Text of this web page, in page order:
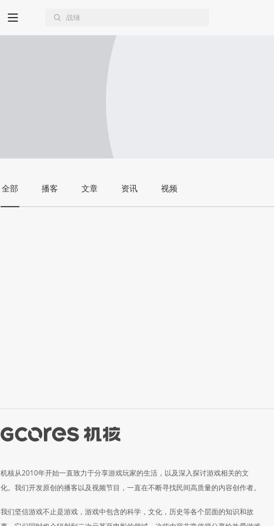
全部 播客 文章 资讯 视频
机核从2010年开始一直致力于分享游戏玩家的生活，以及深入探讨游戏相关的文
化。我们开发原创的播客以及视频节目，一直在不断寻找民间高质量的内容创作者。
我们坚信游戏不止是游戏，游戏中包含的科学，文化，历史等各个层面的知识和故